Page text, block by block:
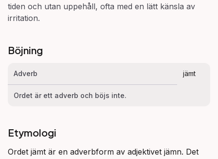
tiden och utan uppehåll, ofta med en lätt känsla av
irritation.
Böjning
Adverb jämt
Ordet är ett adverb och böjs inte.
Etymologi
Ordet jämt är en adverbform av adjektivet jämn. Det